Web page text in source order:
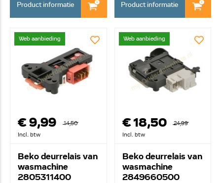
Product informatie Product informatie
Web aanbieding
€ 9,99
14,50
Incl. btw
Beko deurrelais van
wasmachine
2805311400
Web aanbieding
€ 18,50
24,99
Incl. btw
Beko deurrelais van
wasmachine
2849660500